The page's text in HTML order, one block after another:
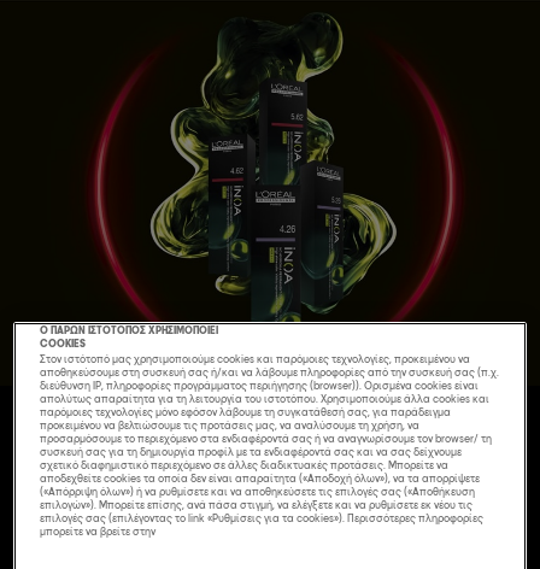
Ο ΠΑΡΩΝ ΙΣΤΟΤΟΠΟΣ ΧΡΗΣΙΜΟΠΟΙΕΙ
COOKIES
Στον ιστότοπό μας χρησιμοποιούμε cookies και παρόμοιες τεχνολογίες, προκειμένου να
αποθηκεύσουμε στη συσκευή σας ή/και να λάβουμε πληροφορίες από την συσκευή σας (π.χ.
διεύθυνση IP, πληροφορίες προγράμματος περιήγησης (browser)). Ορισμένα cookies είναι
απολύτως απαραίτητα για τη λειτουργία του ιστοτόπου. Χρησιμοποιούμε άλλα cookies και
παρόμοιες τεχνολογίες μόνο εφόσον λάβουμε τη συγκατάθεσή σας, για παράδειγμα
προκειμένου να βελτιώσουμε τις προτάσεις μας, να αναλύσουμε τη χρήση, να
προσαρμόσουμε το περιεχόμενο στα ενδιαφέροντά σας ή να αναγνωρίσουμε τον browser/ τη
συσκευή σας για τη δημιουργία προφίλ με τα ενδιαφέροντά σας και να σας δείχνουμε
σχετικό διαφημιστικό περιεχόμενο σε άλλες διαδικτυακές προτάσεις. Μπορείτε να
αποδεχθείτε cookies τα οποία δεν είναι απαραίτητα («Αποδοχή όλων»), να τα απορρίψετε
(«Απόρριψη όλων») ή να ρυθμίσετε και να αποθηκεύσετε τις επιλογές σας («Αποθήκευση
επιλογών»). Μπορείτε επίσης, ανά πάσα στιγμή, να ελέγξετε και να ρυθμίσετε εκ νέου τις
επιλογές σας (επιλέγοντας το link «Ρυθμίσεις για τα cookies»). Περισσότερες πληροφορίες
μπορείτε να βρείτε στην